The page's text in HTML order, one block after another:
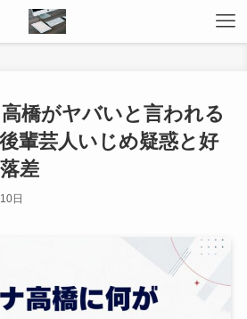
橋がヤバいと言われる
輩芸人いじめ疑惑と好
差
日